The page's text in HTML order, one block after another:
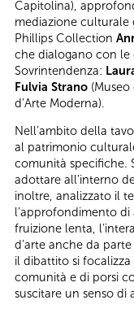
Capitolina),
mediazione culturale
Phillips Collection
che dialogano con le
Sovrintendenza:
Fulvia Strano (Museo
d’Arte Moderna).
Nell’ambito della
al patrimonio
comunità specifiche.
adottare all’interno
inoltre, analizzato il
l’approfondimento
fruizione lenta,
d’arte anche da
il dibattito si
comunità e di porsi
suscitare un senso di